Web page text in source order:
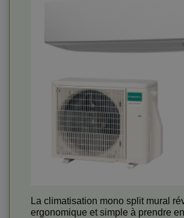
La climatisation mono split mural
ergonomique et simple à prendre